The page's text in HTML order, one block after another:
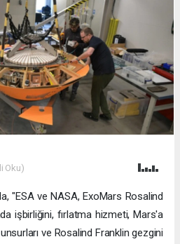
Oku)
"ESA ve NASA, ExoMars Rosalind
işbirliğini, fırlatma hizmeti, Mars'a
ve Rosalind Franklin gezgini